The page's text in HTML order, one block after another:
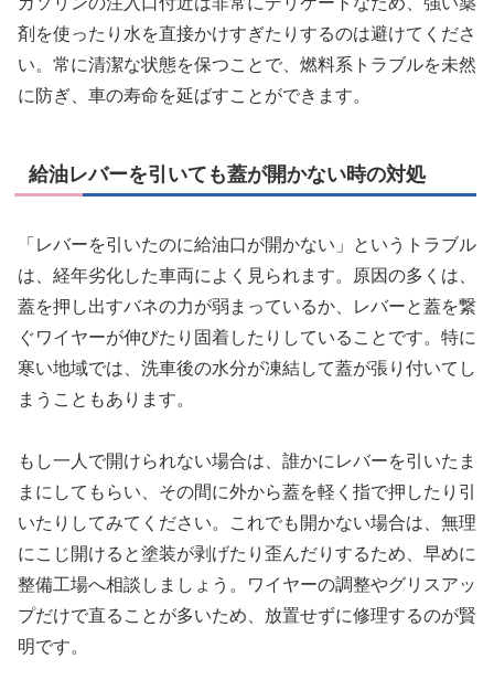
剤を使ったり水を直接かけすぎたりするのは避けてくださ
い。常に清潔な状態を保つことで、燃料系トラブルを未然
に防ぎ、車の寿命を延ばすことができます。
給油レバーを引いても蓋が開かない時の対処
「レバーを引いたのに給油口が開かない」というトラブル
は、経年劣化した車両によく見られます。原因の多くは、
蓋を押し出すバネの力が弱まっているか、レバーと蓋を繋
ぐワイヤーが伸びたり固着したりしていることです。特に
寒い地域では、洗車後の水分が凍結して蓋が張り付いてし
まうこともあります。
もし一人で開けられない場合は、誰かにレバーを引いたま
まにしてもらい、その間に外から蓋を軽く指で押したり引
いたりしてみてください。これでも開かない場合は、無理
にこじ開けると塗装が剥げたり歪んだりするため、早めに
整備工場へ相談しましょう。ワイヤーの調整やグリスアッ
プだけで直ることが多いため、放置せずに修理するのが賢
明です。